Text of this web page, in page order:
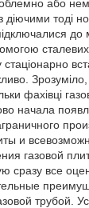
або
діючими тоді
до
фахівці
начала
и
газовой
сразу все
трубой.